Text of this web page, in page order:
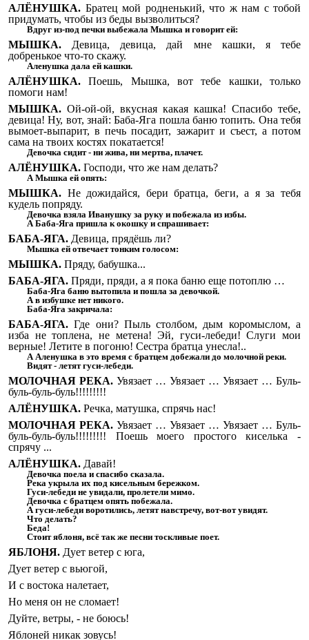
АЛЁНУШКА. Братец мой родненький, что ж нам с тобой
придумать, чтобы из беды вызволиться?
Вдруг из-под печки выбежала Мышка и говорит ей:
МЫШКА. Девица, девица, дай мне кашки, я тебе
добренькое что-то скажу.
Аленушка дала ей кашки.
АЛЁНУШКА.Поешь, Мышка, вот тебе кашки, только
помоги нам!
МЫШКА. Ой-ой-ой, вкусная какая кашка! Спасибо тебе,
девица! Ну, вот, знай: Баба-Яга пошла баню топить. Она тебя
вымоет-выпарит, в печь посадит, зажарит и съест, а потом
сама на твоих костях покатается!
Девочка сидит - ни жива, ни мертва, плачет.
АЛЁНУШКА. Господи, что же нам делать?
А Мышка ей опять:
МЫШКА. Не дожидайся, бери братца, беги, а я за тебя
кудель попряду.
Девочка взяла Иванушку за руку и побежала из избы.
А Баба-Яга пришла к окошку и спрашивает:
БАБА-ЯГА. Девица, прядёшь ли?
Мышка ей отвечает тонким голосом:
МЫШКА. Пряду, бабушка...
БАБА-ЯГА. Пряди, пряди, а я пока баню еще потоплю …
Баба-Яга баню вытопила и пошла за девочкой.
А в избушке нет никого.
Баба-Яга закричала:
БАБА-ЯГА. Где они? Пыль столбом, дым коромыслом, а
изба не топлена, не метена! Эй, гуси-лебеди! Слуги мои
верные! Летите в погоню! Сестра братца унесла!..
А Аленушка в это время с братцем добежали до молочной реки.
Видят - летят гуси-лебеди.
МОЛОЧНАЯ РЕКА. Увязает … Увязает … Увязает … Буль-
буль-буль-буль!!!!!!!!!
АЛЁНУШКА. Речка, матушка, спрячь нас!
МОЛОЧНАЯ РЕКА. Увязает … Увязает … Увязает … Буль-
буль-буль-буль!!!!!!!!! Поешь моего простого киселька -
спрячу ...
АЛЁНУШКА. Давай!
Девочка поела и спасибо сказала.
Река укрыла их под кисельным бережком.
Гуси-лебеди не увидали, пролетели мимо.
Девочка с братцем опять побежала.
А гуси-лебеди воротились, летят навстречу, вот-вот увидят.
Что делать?
Беда!
Стоит яблоня, всё так же песни тоскливые поет.
ЯБЛОНЯ. Дует ветер с юга,
Дует ветер с вьюгой,
И с востока налетает,
Но меня он не сломает!
Дуйте, ветры, - не боюсь!
Яблоней никак зовусь!